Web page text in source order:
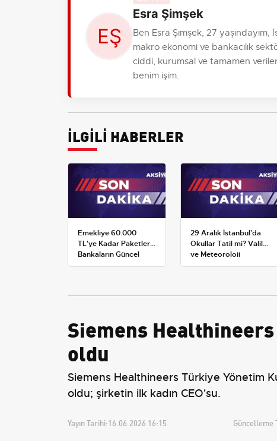
Esra Şimşek
Ben Esra Şimşek, 27
makro ekonomi ve bankacılık
ciddi, kurumsal ve tamamen
benim işim.
İLGİLİ HABERLER
Emekliye 60.000
TL'ye Kadar Paketler:
Bankaların Güncel
Promosyon ve Ek
29 Aralık İstanbul'da
Okullar Tatil mi? Valilik
ve Meteoroloji
Açıklamaları
Siemens
oldu
Siemens Healthineers Türkiye Yönetim
oldu; şirketin ilk kadın CEO'su.
Yayın Tarihi:16.06.2026 16:15 Güncelleme